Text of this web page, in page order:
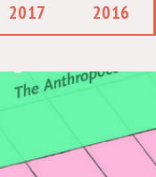
2017 2016